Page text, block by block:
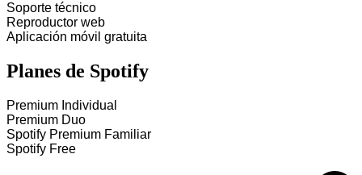
Soporte técnico
Reproductor web
Aplicación móvil gratuita
Planes de Spotify
Premium Individual
Premium Duo
Spotify Premium Familiar
Spotify Free